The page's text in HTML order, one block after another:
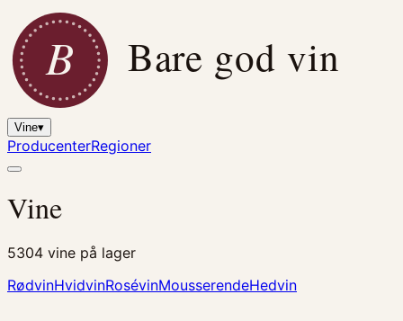
B Bare god vin
Vine▾
ProducenterRegioner
Vine
5304 vine på lager
RødvinHvidvinRosévinMousserendeHedvin